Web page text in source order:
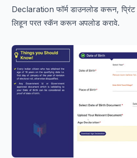
Declaration फॉर्म डाउनलोड करून, प्रिंट
लिहून परत स्कॅन करून अपलोड करावे.